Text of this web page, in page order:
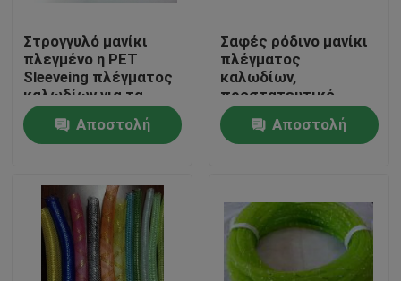
Σπίτι
Προϊόντα
Στρογγυλό μανίκι
πλεγμένο η PET
Sleeveing πλέγματος
καλωδίων για τα
ελαφριά εξαρτήματα
διακοσμήσεων
Αποστολή
Σαφές ρόδινο μανίκι
πλέγματος
καλωδίων,
προστατευτικό
υλικό Sleeving PET
πλέγματοςΑποστολή